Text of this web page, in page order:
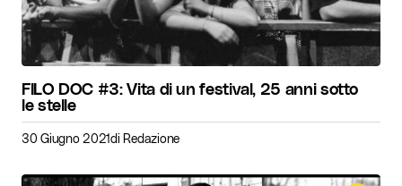
FILO DOC #3: Vita di un festival, 25 anni sotto
le stelle
30 Giugno 2021di Redazione